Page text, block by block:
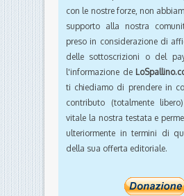
con le nostre forze, non
supporto alla nostra
preso in considerazione di
delle sottoscrizioni o del
l'informazione de
ti chiediamo di prendere in
contributo (totalmente
vitale la nostra testata e
ulteriormente in termini di
della sua offerta editoriale.